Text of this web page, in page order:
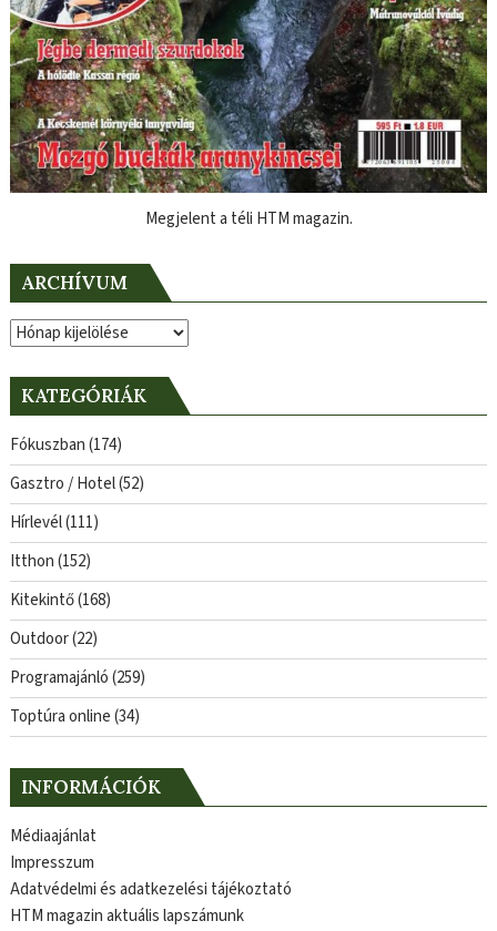
Megjelent a téli HTM magazin.
ARCHÍVUM
Archívum
KATEGÓRIÁK
Fókuszban(174)
Gasztro / Hotel(52)
Hírlevél(111)
Itthon(152)
Kitekintő(168)
Outdoor(22)
Programajánló(259)
Toptúra online(34)
INFORMÁCIÓK
Médiaajánlat
Impresszum
Adatvédelmi és adatkezelési tájékoztató
HTM magazin aktuális lapszámunk